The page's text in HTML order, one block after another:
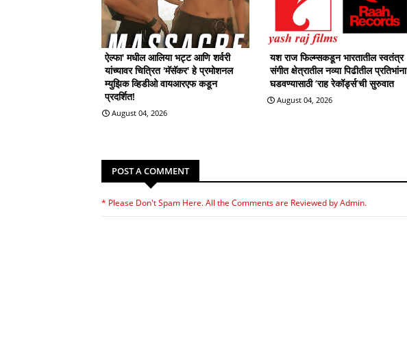
ऐल्फा' मधील आलिया भट्ट आणि शर्वरी
यांच्यावर चित्रित 'मॅसॅकर' हे प्रमोशनल
म्युझिक व्हिडीओ वायआरएफ कडून
प्रदर्शित!
August 04, 2026
यश राज फिल्म्सकडून भारतातील स्वतंत्र
संगीत क्षेत्रातील नव्या पिढीतील प्रतिभांना
घडवण्यासाठी ‘राह रेकॉर्ड्स’ची सुरुवात
August 04, 2026
POST A COMMENT
* Please Don't Spam Here. All the Comments are Reviewed by Admin.